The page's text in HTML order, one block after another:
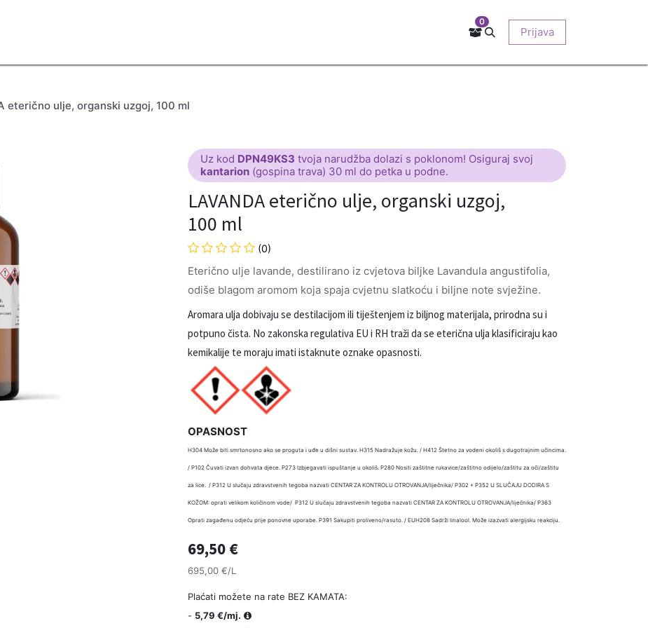
Prodajna mjesta EU-projekti
0
Prijava
eterično ulje, organski uzgoj, 100 ml
Uz kod DPN49KS3 tvoja narudžba dolazi s poklonom! Osiguraj svoj
kantarion (gospina trava) 30 ml do petka u podne.
LAVANDA eterično ulje, organski uzgoj,
100 ml
(0)
Eterično ulje lavande, destilirano iz cvjetova biljke Lavandula angustifolia,
odiše blagom aromom koja spaja cvjetnu slatkoću i biljne note svježine.
Aromara ulja dobivaju se destilacijom ili tiještenjem iz biljnog materijala, prirodna su i
potpuno čista. No zakonska regulativa EU i RH traži da se eterična ulja klasificiraju kao
kemikalije te moraju imati istaknute oznake opasnosti.
OPASNOST
H304 Može biti smrtonosno ako se proguta i uđe u dišni sustav. H315 Nadražuje kožu. / H412 Štetno za vodeni okoliš s dugotrajnim učincima.
/ P102 Čuvati izvan dohvata djece. P273 Izbjegavati ispuštanje u okoliš. P280 Nositi zaštitne rukavice/zaštitno odijelo/zaštitu za oči/zaštitu
za lice. / P312 U slučaju zdravstvenih tegoba nazvati CENTAR ZA KONTROLU OTROVANJA/liječnika/ P302 + P352 U SLUČAJU DODIRA S
KOŽOM: oprati velikom količinom vode/ P312 U slučaju zdravstvenih tegoba nazvati CENTAR ZA KONTROLU OTROVANJA/liječnika/ P363
Oprati zagađenu odjeću prije ponovne uporabe. P391 Sakupiti proliveno/rasuto. / EUH208 Sadrži linalool. Može izazvati alergijsku reakciju.
69,50 €
695,00 €/L
Plaćati možete na rate BEZ KAMATA:
- 5,79 €/mj.